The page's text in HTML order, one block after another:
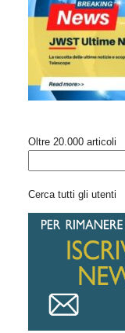
Oltre 20.000 articoli
Cerca tutti gli utenti